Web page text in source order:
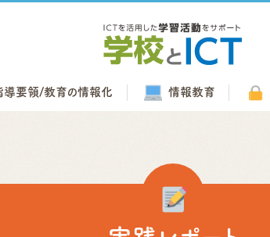
導要領/教育の情報化 情報教育